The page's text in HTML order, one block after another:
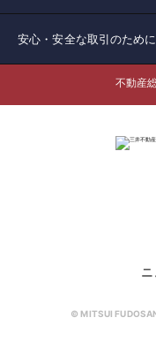
安心・安全な取引のために
不動産
© MITSUI